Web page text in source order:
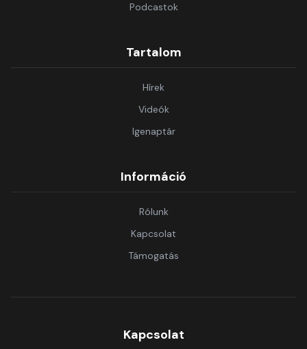
Podcastok
Tartalom
Hírek
Videók
Igenaptár
Információ
Rólunk
Kapcsolat
Támogatás
Kapcsolat